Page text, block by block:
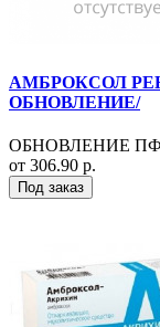
АМБРОКСОЛ
ОБНОВЛЕНИЕ/
ОБНОВЛЕНИЕ
от 306.90 р.
Под заказ